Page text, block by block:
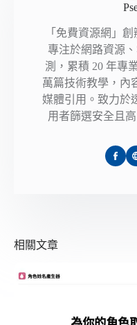
「免費資源網」
專注於網路資源
測，累積 20 年專
萬篇技術教學，內
媒體引用。致力於
用者篩選安全且
相關文章